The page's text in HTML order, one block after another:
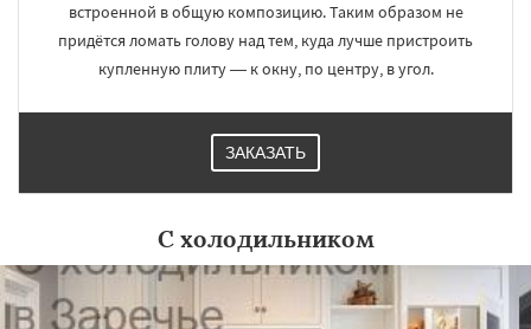
встроенной в общую композицию. Таким образом не
придётся ломать голову над тем, куда лучше пристроить
купленную плиту — к окну, по центру, в угол.
ЗАКАЗАТЬ
С холодильником